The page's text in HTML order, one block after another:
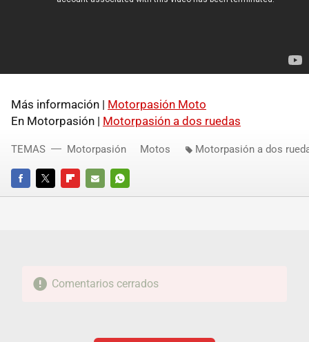
Más información | Motorpasión Moto
En Motorpasión | Motorpasión a dos ruedas
FACEBOOKTWITTERFLIPBOARD
E-
WHATSAPP
TEMAS Motorpasión Motos Motorpasión a dos
Comentarios cerrados